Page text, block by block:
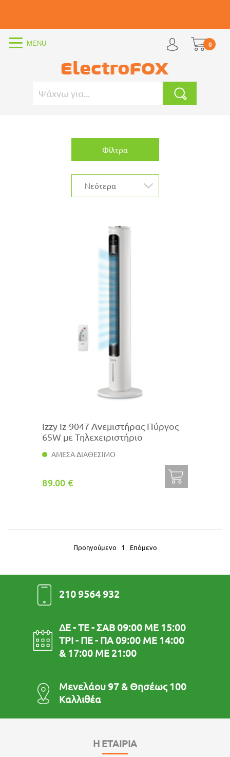
0
Φίλτρα
Izzy Iz-9047 Ανεμιστήρας Πύργος
65W με Τηλεχειριστήριο
ΑΜΕΣΑ ΔΙΑΘΕΣΙΜΟ
89.00 €
Προηγούμενο 1 Επόμενο
210 9564 932
ΔΕ - ΤΕ - ΣΑΒ 09:00 ΜΕ 15:00
ΤΡΙ - ΠΕ - ΠΑ 09:00 ΜΕ 14:00
& 17:00 ΜΕ 21:00
Μενελάου 97 & Θησέως 100
Καλλιθέα
Η ΕΤΑΙΡΙΑ